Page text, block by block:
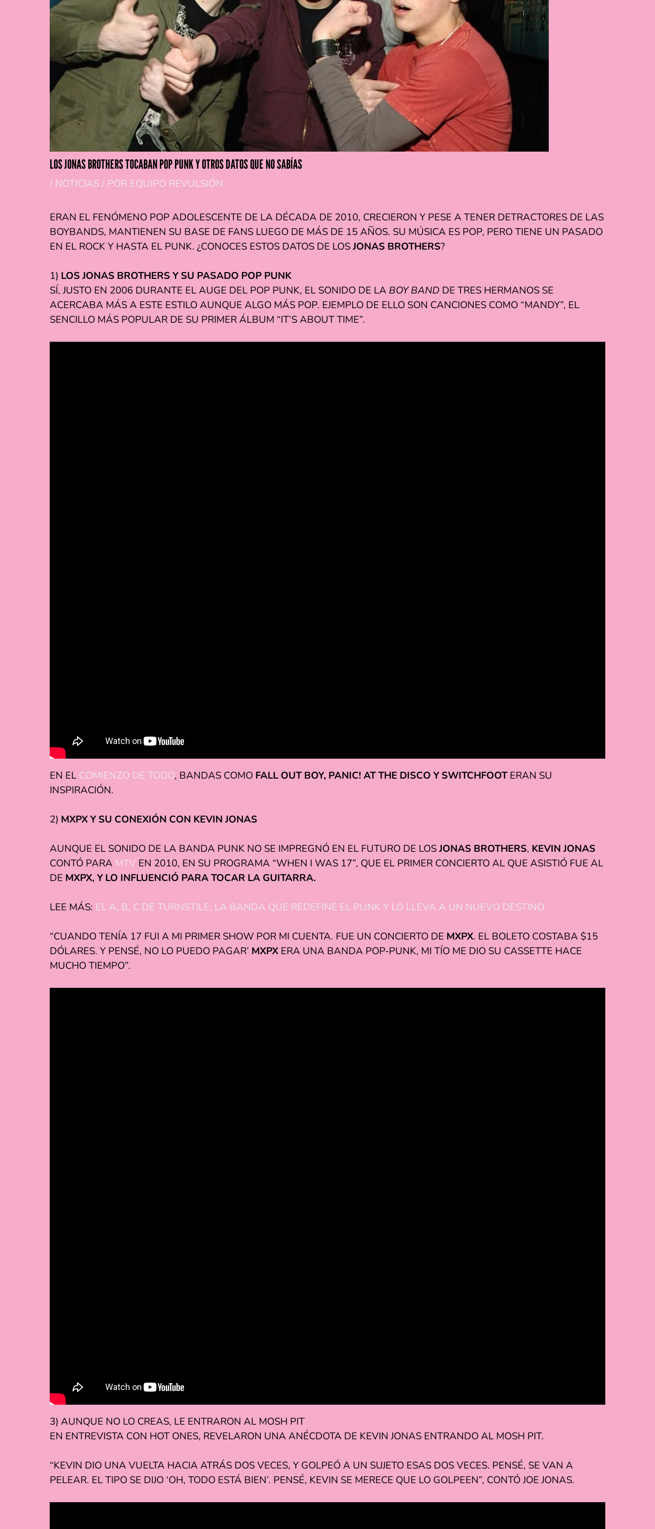
LOS JONAS BROTHERS TOCABAN POP PUNK Y OTROS DATOS QUE NO SABÍAS
/ NOTICIAS/ POR EQUIPO REVULSIÓN
ERAN EL FENÓMENO POP ADOLESCENTE DE LA DÉCADA DE 2010, CRECIERON Y PESE A TENER DETRACTORES DE LAS
BOYBANDS, MANTIENEN SU BASE DE FANS LUEGO DE MÁS DE 15 AÑOS. SU MÚSICA ES POP, PERO TIENE UN PASADO
EN EL ROCK Y HASTA EL PUNK. ¿CONOCES ESTOS DATOS DE LOSJONAS BROTHERS?
1) LOS JONAS BROTHERS Y SU PASADO POP PUNK
SÍ, JUSTO EN 2006 DURANTE EL AUGE DEL POP PUNK, EL SONIDO DE LA BOY BAND DE TRES HERMANOS SE
ACERCABA MÁS A ESTE ESTILO AUNQUE ALGO MÁS POP. EJEMPLO DE ELLO SON CANCIONES COMO “MANDY”, EL
SENCILLO MÁS POPULAR DE SU PRIMER ÁLBUM “IT’S ABOUT TIME”.
EN EL COMIENZO DE TODO, BANDAS COMO FALL OUT BOY, PANIC! AT THE DISCO Y SWITCHFOOTERAN SU
INSPIRACIÓN.
2) MXPX Y SU CONEXIÓN CON KEVIN JONAS
AUNQUE EL SONIDO DE LA BANDA PUNK NO SE IMPREGNÓ EN EL FUTURO DE LOSJONAS BROTHERS, KEVIN JONAS
CONTÓ PARA MTV EN 2010, EN SU PROGRAMA “WHEN I WAS 17”, QUE EL PRIMER CONCIERTO AL QUE ASISTIÓ FUE AL
DE MXPX, Y LO INFLUENCIÓ PARA TOCAR LA GUITARRA.
LEE MÁS: EL A, B, C DE TURNSTILE: LA BANDA QUE REDEFINE EL PUNK Y LO LLEVA A UN NUEVO DESTINO
“CUANDO TENÍA 17 FUI A MI PRIMER SHOW POR MI CUENTA. FUE UN CONCIERTO DE MXPX. EL BOLETO COSTABA $15
DÓLARES. Y PENSÉ, NO LO PUEDO PAGAR’ MXPX ERA UNA BANDA POP-PUNK, MI TÍO ME DIO SU CASSETTE HACE
MUCHO TIEMPO”.
3) AUNQUE NO LO CREAS, LE ENTRARON AL MOSH PIT
EN ENTREVISTA CON HOT ONES, REVELARON UNA ANÉCDOTA DE KEVIN JONAS ENTRANDO AL MOSH PIT.
“KEVIN DIO UNA VUELTA HACIA ATRÁS DOS VECES, Y GOLPEÓ A UN SUJETO ESAS DOS VECES. PENSÉ, SE VAN A
PELEAR. EL TIPO SE DIJO ‘OH, TODO ESTÁ BIEN’. PENSÉ, KEVIN SE MERECE QUE LO GOLPEEN”, CONTÓ JOE JONAS.